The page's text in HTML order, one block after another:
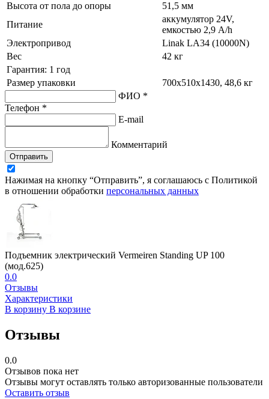
Высота от пола до опоры
51,5 мм
Питание
аккумулятор 24V,
емкостью 2,9 A/h
Электропривод
Linak LA34 (10000N)
Вес
42 кг
Гарантия: 1 год
Размер упаковки
700х510х1430, 48,6 кг
ФИО *
Телефон *
E-mail
Комментарий
Отправить
Нажимая на кнопку “Отправить”, я соглашаюсь с Политикой
в отношении обработки персональных данных
Подъемник электрический Vermeiren Standing UP 100
(мод.625)
0.0
Отзывы
Характеристики
В корзину В корзине
Отзывы
0.0
Отзывов пока нет
Отзывы могут оставлять только авторизованные пользователи
Оставить отзыв